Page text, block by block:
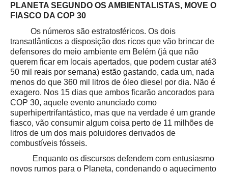
PLANETA SEGUNDO OS AMBIENTALISTAS, MOVE O
FIASCO DA COP 30
Os números são estratosféricos. Os dois
transatlânticos a disposição dos ricos que vão brincar de
defensores do meio ambiente em Belém (já que não
querem ficar em locais apertados, que podem custar até3
50 mil reais por semana) estão gastando, cada um, nada
menos do que 360 mil litros de óleo diesel por dia. Não é
exagero. Nos 15 dias que ambos ficarão ancorados para
COP 30, aquele evento anunciado como
superhipertrifantástico, mas que na verdade é um grande
fiasco, vão consumir algum coisa perto de 11 milhões de
litros de um dos mais poluidores derivados de
combustíveis fósseis.
Enquanto os discursos defendem com entusiasmo
novos rumos para o Planeta, condenando o aquecimento